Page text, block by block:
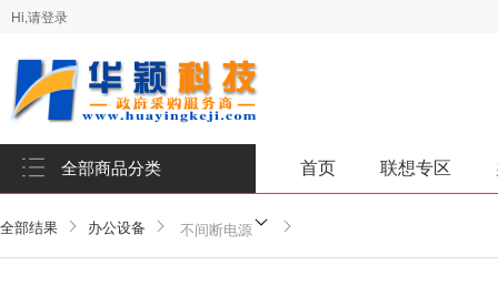
Hi,请登录
全部商品分类 首页 联想专区
全部结果 办公设备 不间断电源